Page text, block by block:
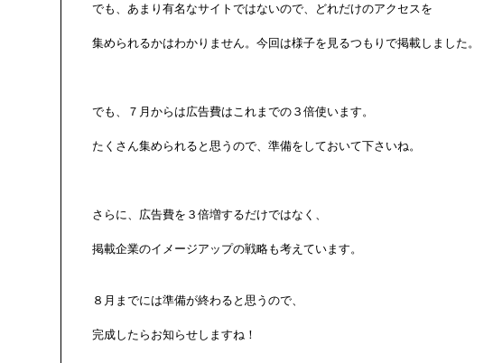
でも、あまり有名なサイトではないので、どれだけのアクセスを
集められるかはわかりません。今回は様子を見るつもりで掲載しました。
でも、７月からは広告費はこれまでの３倍使います。
たくさん集められると思うので、準備をしておいて下さいね。
さらに、広告費を３倍増するだけではなく、
掲載企業のイメージアップの戦略も考えています。
８月までには準備が終わると思うので、
完成したらお知らせしますね！